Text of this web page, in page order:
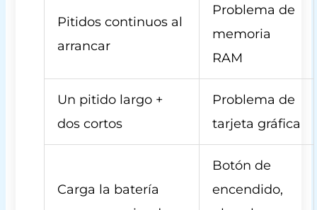
Pitidos continuos al
arrancar
Problema de
memoria
RAM
Un pitido largo +
dos cortos
Problema de
tarjeta gráfica
Carga la batería
Botón de
encendido,